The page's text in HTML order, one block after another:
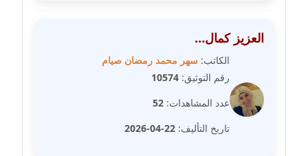
مدونة طارق المسيري
عاملة
متوفي
العزيز كمال…
الكاتب: سهر محمد رمضان صيام
رقم التوثيق: 10574
عدد المشاهدات: 52
تاريخ التأليف: 22-04-2026